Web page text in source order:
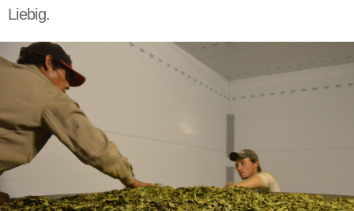
Liebig.